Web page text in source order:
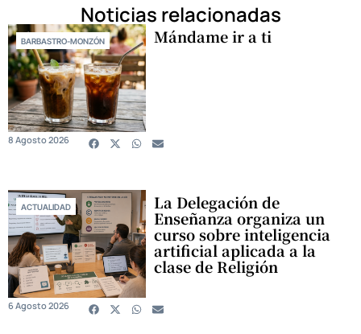
Noticias relacionadas
BARBASTRO-MONZÓN Mándame ir a ti
8 Agosto 2026
ACTUALIDAD La Delegación de
Enseñanza organiza un
curso sobre inteligencia
artificial aplicada a la
clase de Religión
6 Agosto 2026